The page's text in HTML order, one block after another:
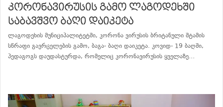
კორონავირუსის გამო ლაგოდეხში
საბავშვო ბაღი დაიკეტა
ლაგოდეხის მუნიციპალიტეტში, კორონა ვირუსის ბრიტანული შტამის
სწრაფი გავრცელების გამო, ბაგა- ბაღი დაიკეტა. კოვიდ- 19 ბაღში,
პედაგოგს დაუდასტურდა, რომელიც კორონავირუსის ყველაზე…